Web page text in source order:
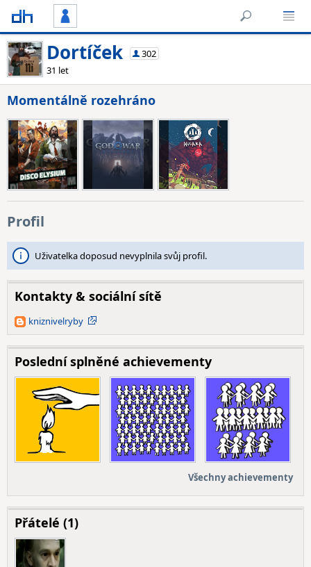
Dortíček
302
31 let
Momentálně rozehráno
Profil
Uživatelka doposud nevyplnila svůj profil.
Kontakty & sociální sítě
Blogger
kniznivelryby
Poslední splněné achievementy
Všechny achievementy
Přátelé (1)